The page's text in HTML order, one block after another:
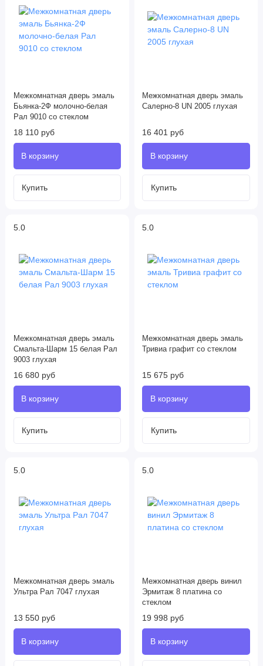
Межкомнатная дверь эмаль
Бьянка-2Ф молочно-белая
Рал 9010 со стеклом
18 110 руб
Межкомнатная дверь эмаль
Салерно-8 UN 2005 глухая
16 401 руб
5.0
Межкомнатная дверь эмаль
Смальта-Шарм 15 белая Рал
9003 глухая
16 680 руб
5.0
Межкомнатная дверь эмаль
Тривиа графит со стеклом
15 675 руб
5.0
Межкомнатная дверь эмаль
Ультра Рал 7047 глухая
13 550 руб
5.0
Межкомнатная дверь винил
Эрмитаж 8 платина со
стеклом
19 998 руб